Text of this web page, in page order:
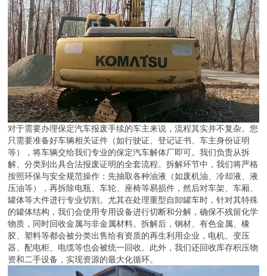
对于需要办理保定汽车报废手续的车主来说，流程其实并不复杂。您
只需要准备好车辆相关证件（如行驶证、登记证书、车主身份证明
等），将车辆交给我们专业的保定汽车解体厂即可。我们负责从拆
解、分类到出具合法报废证明的全套流程。拆解环节中，我们将严格
按照环保与安全规范操作：先抽取各种油液（如废机油、冷却液、液
压油等），再拆除电瓶、车轮、座椅等易损件，然后对车架、车厢、
罐体等大件进行专业切割。尤其在处理重型自卸罐车时，针对其特殊
的罐体结构，我们会使用专用设备进行切断和分解，确保不残留化学
物质，同时回收金属与非金属材料。拆解后，钢材、有色金属、橡
胶、塑料等都会被分类出售给有资质的再生利用企业，电机、变压
器、配电柜、电缆等也会被统一回收。此外，我们还回收库存积压物
资和二手设备，实现资源的最大化循环。